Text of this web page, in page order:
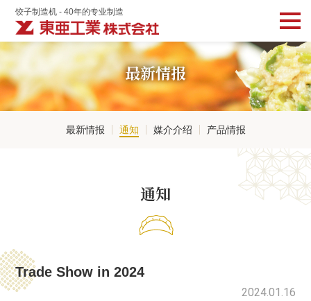
饺子制造机 - 40年的专业制造
最新情报
最新情报 通知 媒介介绍 产品情报
通知
Trade Show in 2024
2024.01.16